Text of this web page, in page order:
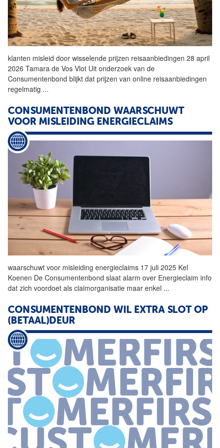
klanten misleid door wisselende prijzen reisaanbiedingen 28 april
2026 Tamara de Vos Vlot Uit onderzoek van de
Consumentenbond blijkt dat prijzen van online reisaanbiedingen
regelmatig ...
CONSUMENTENBOND WAARSCHUWT
VOOR MISLEIDING ENERGIECLAIMS
waarschuwt voor misleiding energieclaims 17 juli 2025 Kel
Koenen De Consumentenbond slaat alarm over Energieclaim info
dat zich voordoet als claimorganisatie maar enkel ...
CONSUMENTENBOND WIL EXTRA SLOT OP
(BETAAL)DEUR